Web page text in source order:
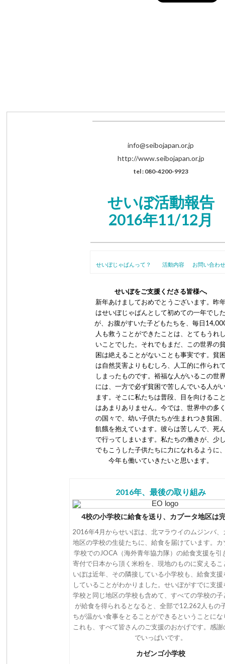
info@seibojapan.or.jp
http://www.seibojapan.or.jp
tel : 080-4200-9923
せいぼ活動報告
2016年11/12月
せいぼじゃぱんって？ 活動内容 お問い合わ
せいぼをご支援くださる皆様へ,
新年あけましておめでとうございます。昨
はせいぼじゃぱんとして初めての一年でし
が、お腹がすいた子どもたちを、毎日
人も救うことができたことは、とてもうれ
いことでした。それでもまだ、この世界の
困は絶えることがないことも事実です。貧
は自然災害よりもむしろ、人工的に作られ
しまったものです。裕福な人がいるこの世
には、一方で必ず貧困で苦しんでいる人が
ます。そこに私たちは普段、目を向けるこ
はあまりありません。今では、世界中の多
の国々で、幼い子供たちが生まれつき貧困
飢餓を抱えています。彼らは苦しんで、死
で行ってしまいます。私たちの働きが、少
でもこうした子供たちに力になれるように
今年も働いていきたいと思います。
2016年、最後の取り組み
4校の小学校に給食を送り、カプータ地区は
2016年4月からせいぼは、北マラウイのムジンバ、
地区の学校の生徒たちに、給食を届けています。カ
学校でのJOCA（海外青年協力隊）の給食支援を引
寄付で日本から頂く米粉を、現地のものに変えるこ
いぼは近年、その隣接している小学校も、給食支援
していることがわかりました。せいぼがすでに支援
学校と同じ地区の学校も含めて、すべての学校の子
が給食を得られるとなると、全部で12,262人もの
ちが温かい食事をとることができるということにな
これも、すべて皆さんのご支援のおかげです。感謝
でいっぱいです。
カゼンゴ小学校